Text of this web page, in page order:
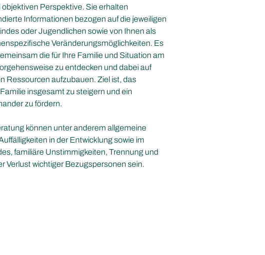
Perspektive. Sie erhalten
Informationen bezogen auf die jeweiligen
oder Jugendlichen sowie von Ihnen als
Veränderungsmöglichkeiten. Es
die für Ihre Familie und Situation am
zu entdecken und dabei auf
Ressourcen aufzubauen. Ziel ist, das
insgesamt zu steigern und ein
zu fördern.
können unter anderem allgemeine
in der Entwicklung sowie im
familiäre Unstimmigkeiten, Trennung und
Verlust wichtiger Bezugspersonen sein.